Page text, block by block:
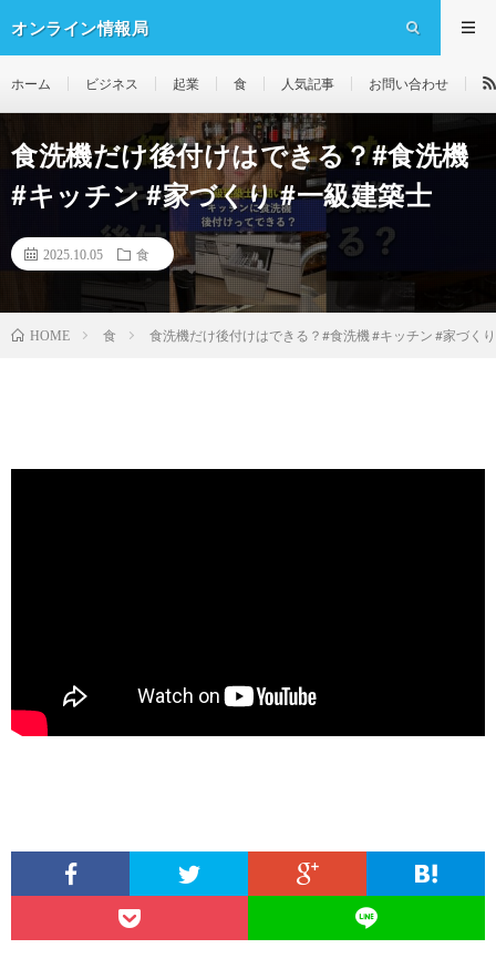
オンライン情報局
ホーム ビジネス 起業 食 人気記事 お問い合わせ
食洗機だけ後付けはできる？#食洗機
#キッチン #家づくり #一級建築士
2025.10.05 食
HOME 食 食洗機だけ後付けはできる？#食洗機 #キッチン #家づく